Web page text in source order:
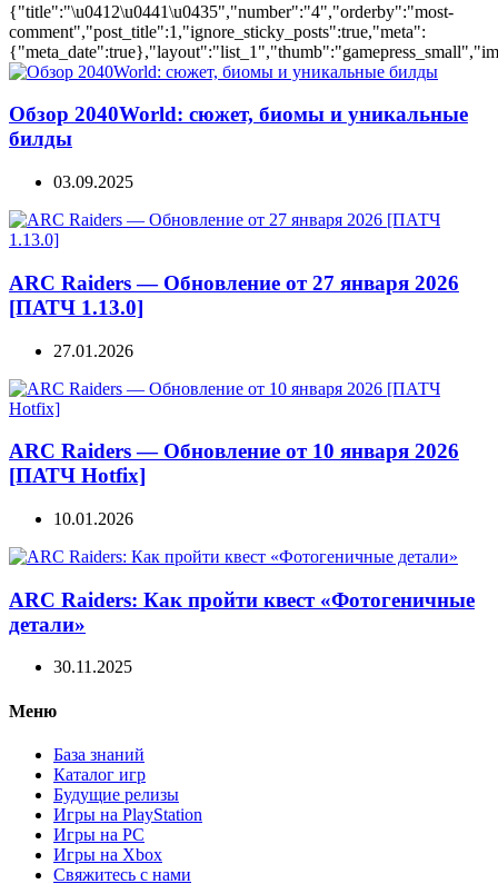
{"title":"\u0412\u0441\u0435","number":"4","orderby":"most-
comment","post_title":1,"ignore_sticky_posts":true,"meta":
Обзор 2040World: сюжет, биомы и уникальные
билды
03.09.2025
ARC Raiders — Обновление от 27 января 2026
[ПАТЧ 1.13.0]
27.01.2026
ARC Raiders — Обновление от 10 января 2026
[ПАТЧ Hotfix]
10.01.2026
ARC Raiders: Как пройти квест «Фотогеничные
детали»
30.11.2025
Меню
База знаний
Каталог игр
Будущие релизы
Игры на PlayStation
Игры на PC
Игры на Xbox
Свяжитесь с нами